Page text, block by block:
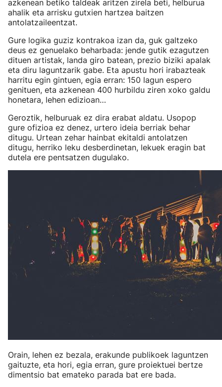
azkenean betiko taldeak aritzen zirela beti, helburua
ahalik eta arrisku gutxien hartzea baitzen
antolatzaileentzat.
Gure logika guziz kontrakoa izan da, guk galtzeko
deus ez genuelako beharbada: jende gutik ezagutzen
dituen artistak, landa giro batean, prezio biziki apalak
eta diru laguntzarik gabe. Eta apustu hori irabazteak
harritu egin gintuen, egia erran: 150 lagun espero
genituen, eta azkenean 400 hurbildu ziren xoko galdu
honetara, lehen edizioan…
Geroztik, helburuak ez dira erabat aldatu. Usopop
gure ofizioa ez denez, urtero ideia berriak behar
ditugu. Urtean zehar hainbat ekitaldi antolatzen
ditugu, herriko leku desberdinetan, lekuek eragin bat
dutela ere pentsatzen dugulako.
Orain, lehen ez bezala, erakunde publikoek laguntzen
gaituzte, eta hori, egia erran, gure proiektuei bertze
dimentsio bat emateko parada bat ere bada.